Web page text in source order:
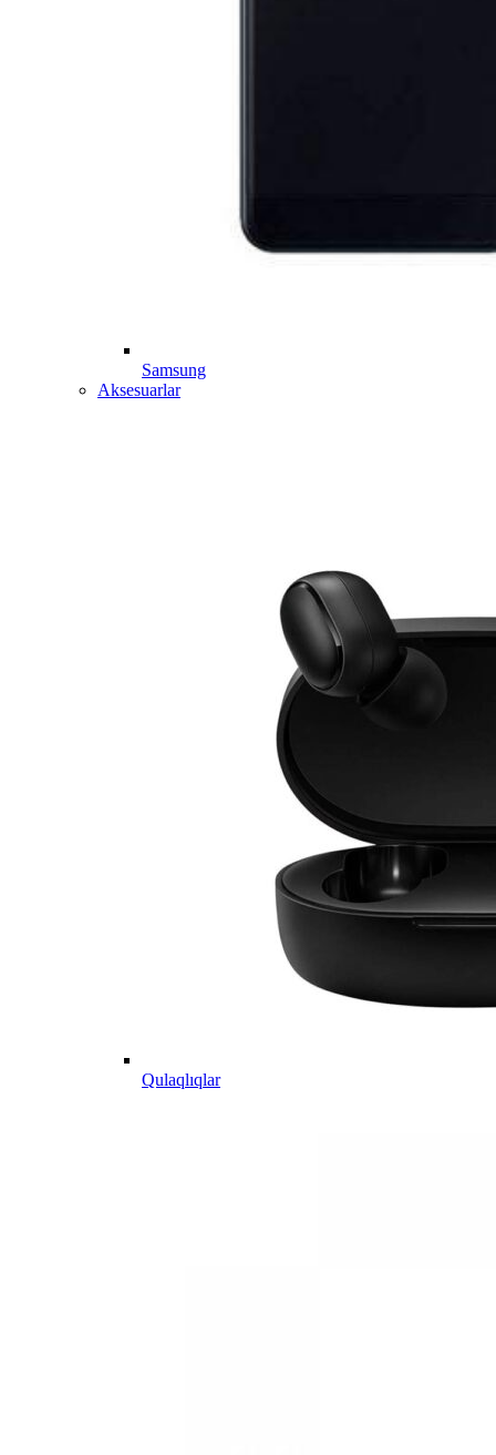
Samsung
Aksesuarlar
Qulaqlıqlar